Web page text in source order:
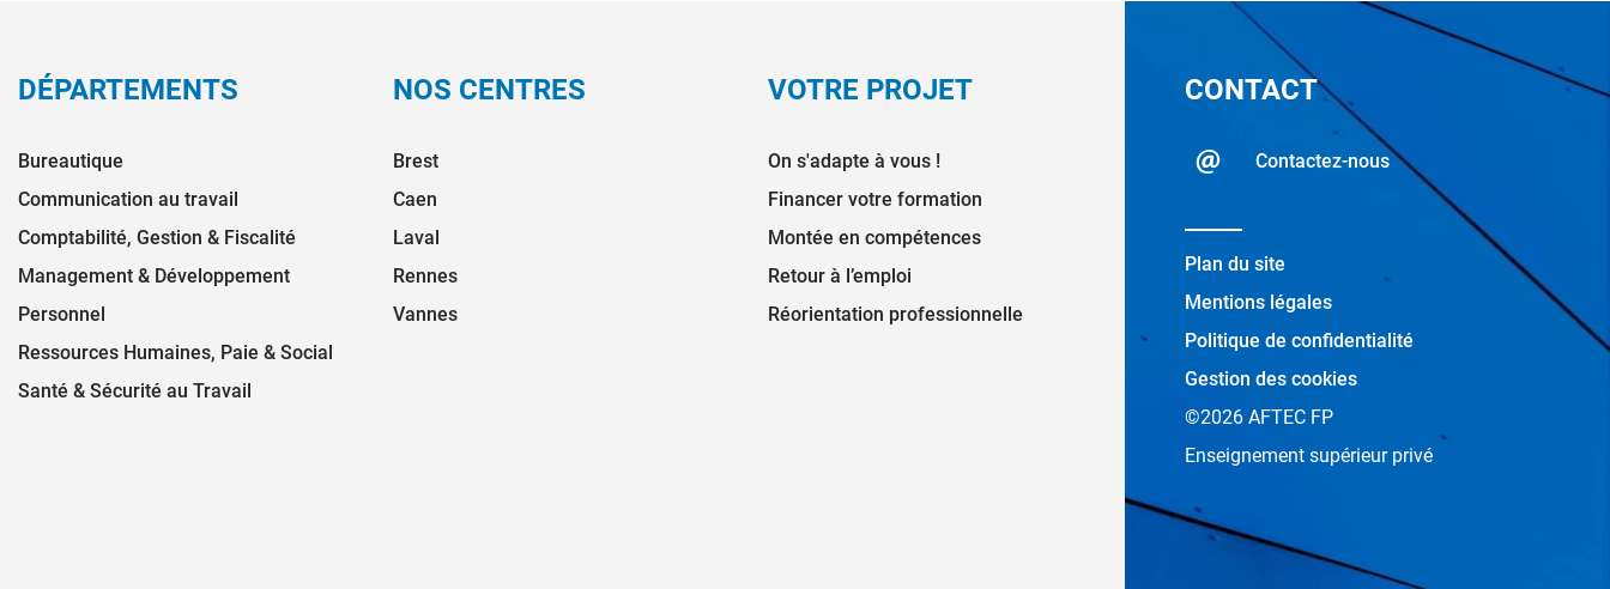
DÉPARTEMENTS
Bureautique
Communication au travail
Comptabilité, Gestion & Fiscalité
Management & Développement
Personnel
Ressources Humaines, Paie & Social
Santé & Sécurité au Travail
NOS CENTRES
Brest
Caen
Laval
Rennes
Vannes
VOTRE PROJET
On s'adapte à vous !
Financer votre formation
Montée en compétences
Retour à l’emploi
Réorientation professionnelle
CONTACT
Contactez-nous
Plan du site
Mentions légales
Politique de confidentialité
Gestion des cookies
©2026 AFTEC FP
Enseignement supérieur privé